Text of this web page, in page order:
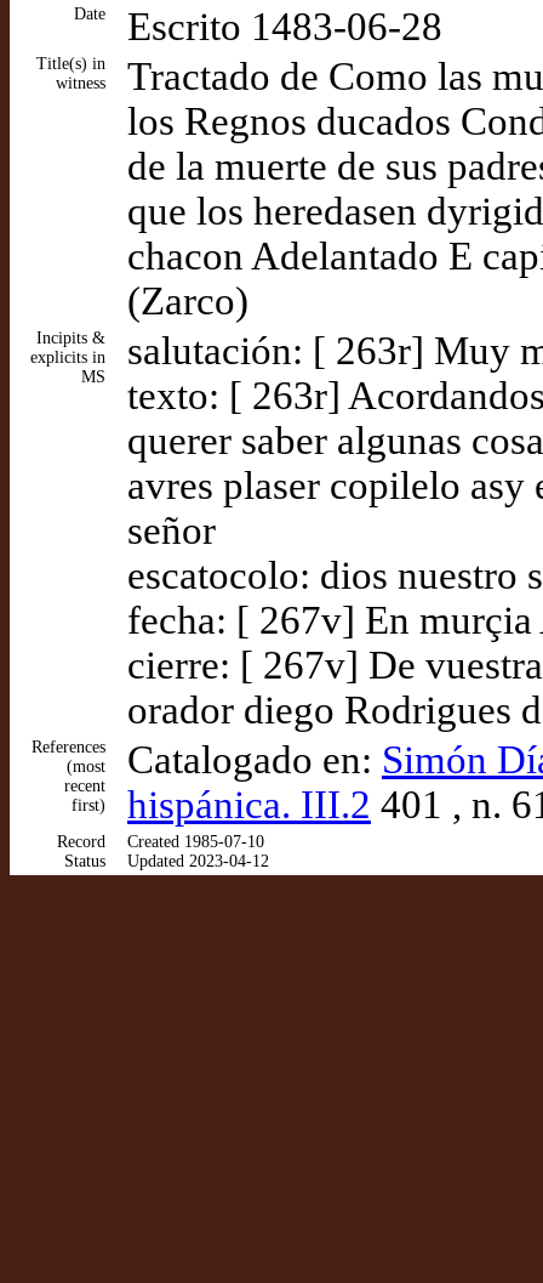
Date Escrito 1483-06-28
Title(s) in
witness
Tractado de Como las
los Regnos ducados
de la muerte de sus
que los heredasen
chacon Adelantado E
(Zarco)
Incipits &
explicits in
MS
salutación: [ 263r] Muy
texto: [ 263r]
querer saber algunas
avres plaser copilelo
señor
escatocolo: dios nuestro
fecha: [ 267v] En
cierre: [ 267v] De
orador diego Rodrigues
References
(most
recent
first)
Catalogado en: Simón
hispánica. III.2 401 , n.
Record
Status
Created 1985-07-10
Updated 2023-04-12